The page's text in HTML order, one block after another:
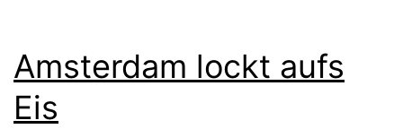
Amsterdam lockt aufs
Eis